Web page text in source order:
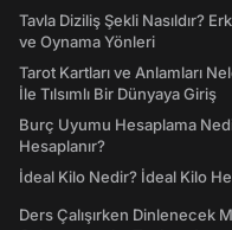
Tavla Diziliş Şekli Nasıldır?
ve Oynama Yönleri
Tarot Kartları ve Anlamları
İle Tılsımlı Bir Dünyaya Giriş
Burç Uyumu Hesaplama
Hesaplanır?
İdeal Kilo Nedir? İdeal Kilo
Ders Çalışırken Dinlenecek